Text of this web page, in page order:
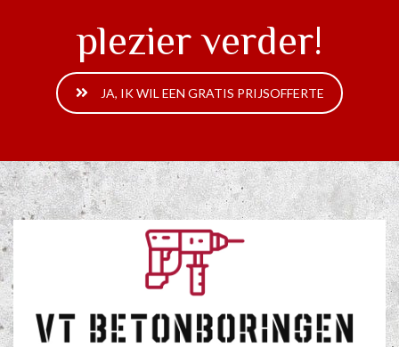
plezier verder!
JA, IK WIL EEN GRATIS PRIJSOFFERTE